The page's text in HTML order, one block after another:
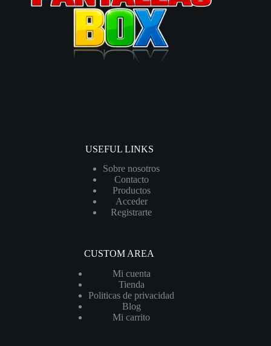
USEFUL LINKS
Sobre nosotros
Contacto
Productos
Acceder
Registrarte
CUSTOM AREA
Mi cuenta
Tienda
Politicas de privacidad
Blog
Mi carrito